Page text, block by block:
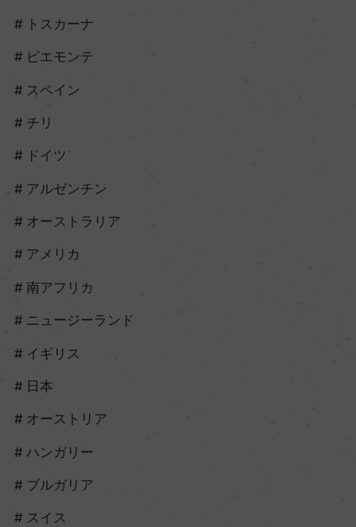
トスカーナ
ピエモンテ
スペイン
チリ
ドイツ
アルゼンチン
オーストラリア
アメリカ
南アフリカ
ニュージーランド
イギリス
日本
オーストリア
ハンガリー
ブルガリア
スイス